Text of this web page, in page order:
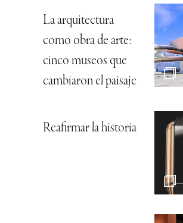
La arquitectura
como obra de arte:
cinco museos que
cambiaron el paisaje
Reafirmar la historia